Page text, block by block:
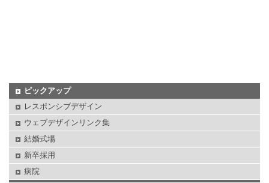
ピックアップ
レスポンシブデザイン
ウェブデザインリンク集
結婚式場
新卒採用
病院